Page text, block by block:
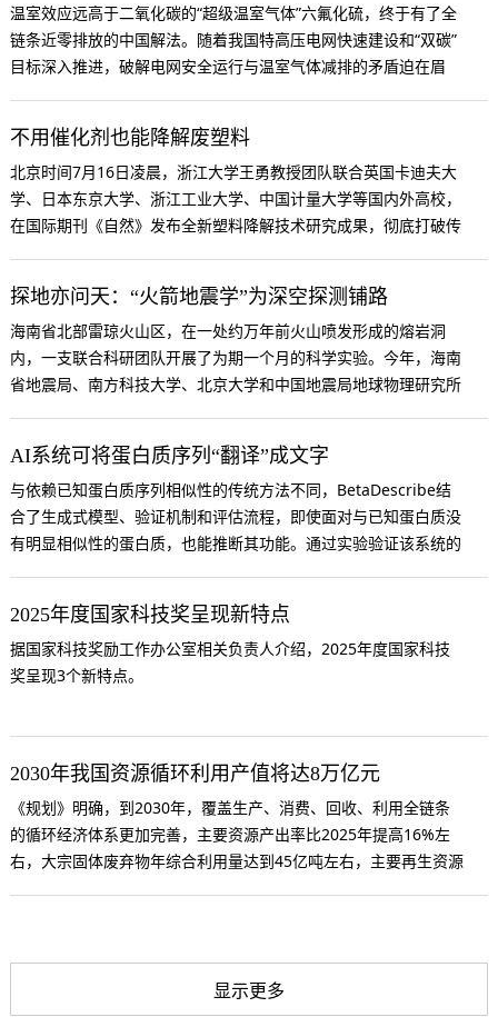
温室效应远高于二氧化碳的“超级温室气体”六氟化硫，终于有了全
链条近零排放的中国解法。随着我国特高压电网快速建设和“双碳”
目标深入推进，破解电网安全运行与温室气体减排的矛盾迫在眉
不用催化剂也能降解废塑料
北京时间7月16日凌晨，浙江大学王勇教授团队联合英国卡迪夫大
学、日本东京大学、浙江工业大学、中国计量大学等国内外高校，
在国际期刊《自然》发布全新塑料降解技术研究成果，彻底打破传
探地亦问天：“火箭地震学”为深空探测铺路
海南省北部雷琼火山区，在一处约万年前火山喷发形成的熔岩洞
内，一支联合科研团队开展了为期一个月的科学实验。今年，海南
省地震局、南方科技大学、北京大学和中国地震局地球物理研究所
AI系统可将蛋白质序列“翻译”成文字
与依赖已知蛋白质序列相似性的传统方法不同，BetaDescribe结
合了生成式模型、验证机制和评估流程，即使面对与已知蛋白质没
有明显相似性的蛋白质，也能推断其功能。通过实验验证该系统的
2025年度国家科技奖呈现新特点
据国家科技奖励工作办公室相关负责人介绍，2025年度国家科技
奖呈现3个新特点。
2030年我国资源循环利用产值将达8万亿元
《规划》明确，到2030年，覆盖生产、消费、回收、利用全链条
的循环经济体系更加完善，主要资源产出率比2025年提高16%左
右，大宗固体废弃物年综合利用量达到45亿吨左右，主要再生资源
显示更多